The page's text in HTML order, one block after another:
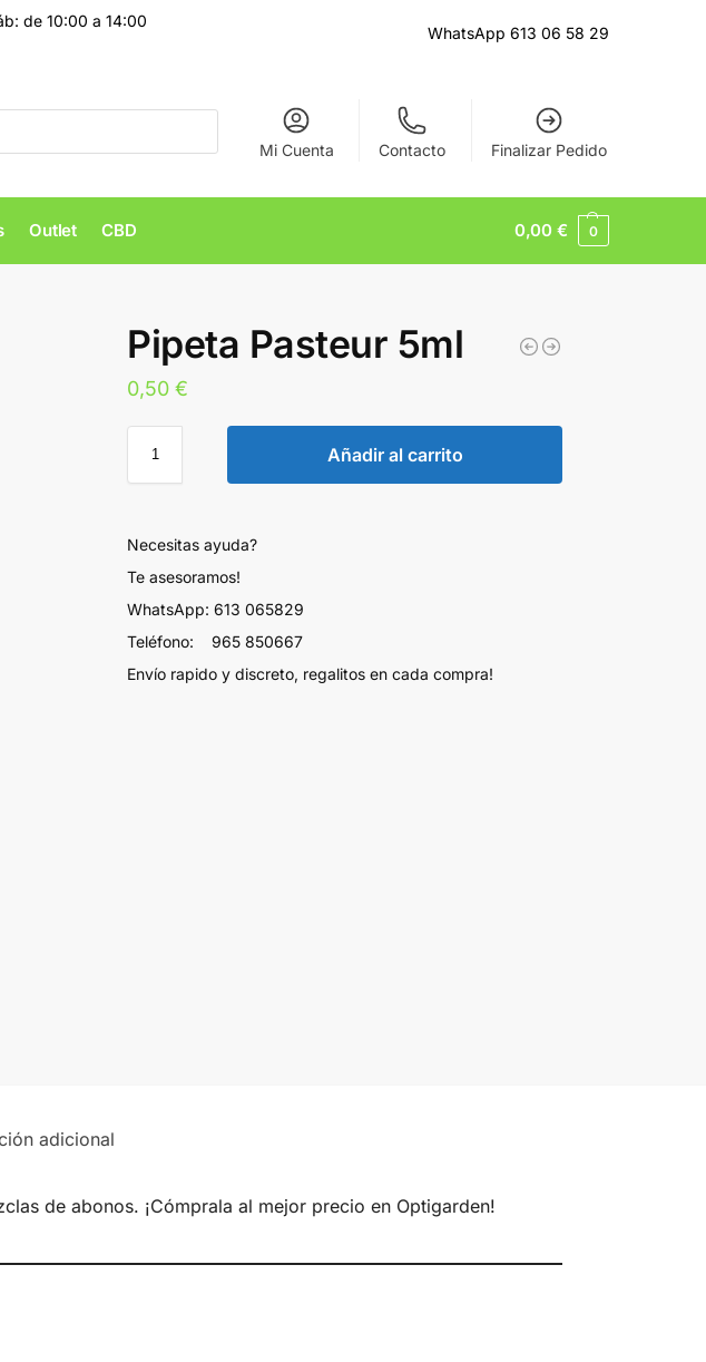
de 10:00 a 14:00
WhatsApp 613 06 58 29
Mi Cuenta Contacto Finalizar Pedido
Outlet CBD 0,00€ 0
Pipeta Pasteur 5ml
0,50€
Añadir al carrito
Necesitas ayuda?
Te asesoramos!
WhatsApp: 613 065829
Teléfono: 965 850667
Envío rapido y discreto, regalitos en cada compra!
adicional
de abonos. ¡Cómprala al mejor precio en Optigarden!